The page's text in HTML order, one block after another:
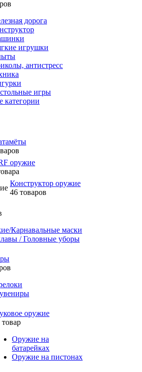
дорога
игрушки
антистресс
игры
категории
оружие
Конструктор оружие
46 товаров
Карнавальные маски
/ Головные уборы
оружие
товар
Оружие на
батарейках
Оружие на пистонах